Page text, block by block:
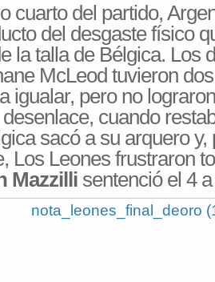
cuarto del partido,
del desgaste físico
la talla de Bélgica. Los
McLeod tuvieron
igualar, pero no
cuando
sacó a su arquero
Los Leones frustraron
Mazzilli sentenció el 4